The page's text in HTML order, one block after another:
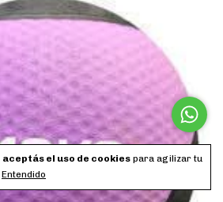
aceptás el uso de cookies para agilizar tu
Entendido